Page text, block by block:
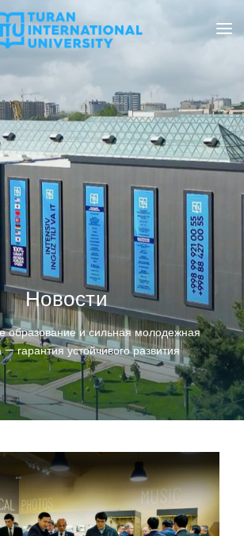
ОТНОШЕНИЯ
Новости
образование и сильная молодежная
— гарантия устойчивого развития